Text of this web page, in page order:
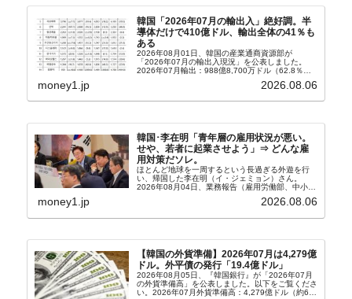
韓国「2026年07月の輸出入」絶好調。半
導体だけで410億ドル、輸出全体の41％も
ある
2026年08月01日、韓国の産業通商資源部が
「2026年07月の輸出入現況」を公表しました。
2026年07月輸出：988億8,700万ドル（62.8％）
money1.jp 2026.08.06
韓国･李在明「青年層の雇用状況が悪い。
せや、若者に起業させよう」⇒ どんな雇
用対策だソレ。
ほとんど地球を一周するという長過ぎる外遊を行
い、帰国した李在明（イ・ジェミョン）さん。
2026年08月04日、業務報告（雇用労働部、中小ベ
上、韓国大統領に成りおおせた李在明（イ・ジェミ
money1.jp 2026.08.06
【韓国の外貨準備】2026年07月は4,279億
ドル。外平債の発行「19.4億ドル」
2026年08月05日、『韓国銀行』が「2026年07月
の外貨準備高」を公表しました。以下をご覧くださ
い。2026年07月外貨準備高：4,279億ドル（約67